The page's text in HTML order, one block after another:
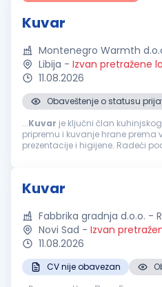
Kuvar
Montenegro Warmth
Libija - Izvan pretražene
11.08.2026
Obaveštenje o statusu
...Kuvar je ključni član
pripremu i kuvanje hrane
prezentacije i higijene. Radeći
Kuvar
Fabbrika gradnja d.o.o. -
Novi Sad - Izvan
11.08.2026
CV nije obavezan